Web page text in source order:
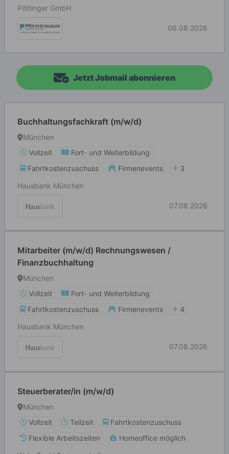
Pöttinger GmbH
06.08.2026
Jetzt Jobmail abonnieren
Buchhaltungsfachkraft (m/w/d)
München
Vollzeit
Fort- und Weiterbildung
Fahrtkostenzuschuss
Firmenevents
3
Hausbank München
07.08.2026
Mitarbeiter (m/w/d) Rechnungswesen /
Finanzbuchhaltung
München
Vollzeit
Fort- und Weiterbildung
Fahrtkostenzuschuss
Firmenevents
4
Hausbank München
07.08.2026
Steuerberater/in (m/w/d)
München
Vollzeit
Teilzeit
Fahrtkostenzuschuss
Flexible Arbeitszeiten
Homeoffice möglich